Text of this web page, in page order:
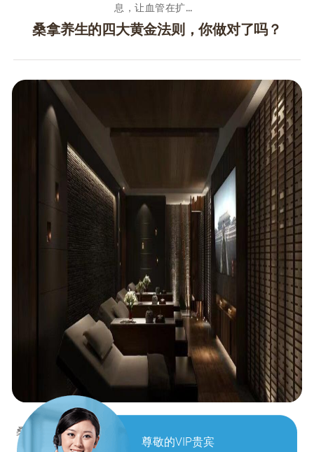
尊敬的VIP贵宾
息，让血管在扩…
桑拿养生的四大黄金法则，你做对了吗？
桑拿，不只是一场出汗的过程，更是一次与自我对话的仪式。
当温热的水汽缓缓包裹全身，毛孔在舒适的温度中自然张开，